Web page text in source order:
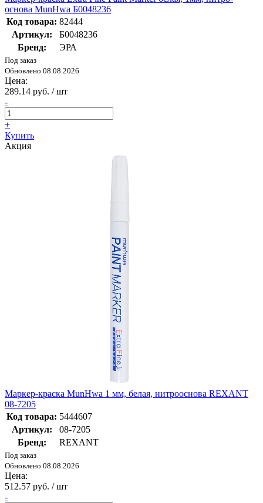
основа MunHwa Б0048236
Код товара: 82444
Артикул:
Б0048236
Бренд:
ЭРА
Под заказ
Обновлено 08.08.2026
Цена:
289.14 руб. / шт
-
+
Купить
Акция
Маркер-краска MunHwa 1 мм, белая, нитрооснова REXANT
08-7205
Код товара: 5444607
Артикул:
08-7205
Бренд:
REXANT
Под заказ
Обновлено 08.08.2026
Цена:
512.57 руб. / шт
-